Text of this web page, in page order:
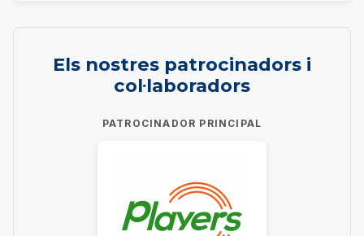
Els nostres patrocinadors i
col·laboradors
PATROCINADOR PRINCIPAL